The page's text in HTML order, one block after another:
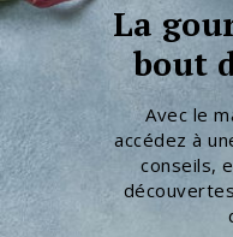
La
bout
Avec le
accédez à
conseils,